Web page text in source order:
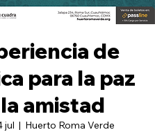
de
para la paz
amistad
jul
  |
Huerto Roma Verde